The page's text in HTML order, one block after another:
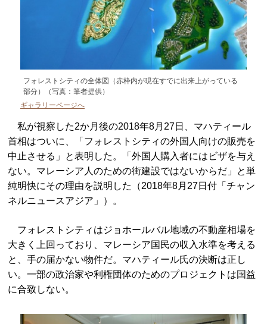
フォレストシティの全体図（赤枠内が現在すでに出来上がっている
部分）（写真：筆者提供）
ギャラリーページへ
私が視察した2か月後の2018年8月27日、マハティール
首相はついに、「フォレストシティの外国人向けの販売を
中止させる」と表明した。「外国人購入者にはビザを与え
ない。マレーシア人のための街建設ではないからだ」と単
純明快にその理由を説明した（2018年8月27日付「チャン
ネルニュースアジア」）。
フォレストシティはジョホールバル地域の不動産相場を
大きく上回っており、マレーシア国民の収入水準を考える
と、手の届かない物件だ。マハティール氏の決断は正し
い。一部の政治家や利権団体のためのプロジェクトは国益
に合致しない。